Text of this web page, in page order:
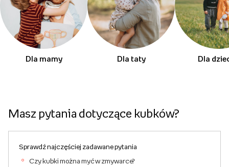
Dla mamy Dla taty Dla
Masz pytania dotyczące kubków?
Sprawdź najczęściej zadawane pytania
Czy kubki można myć w zmywarce?